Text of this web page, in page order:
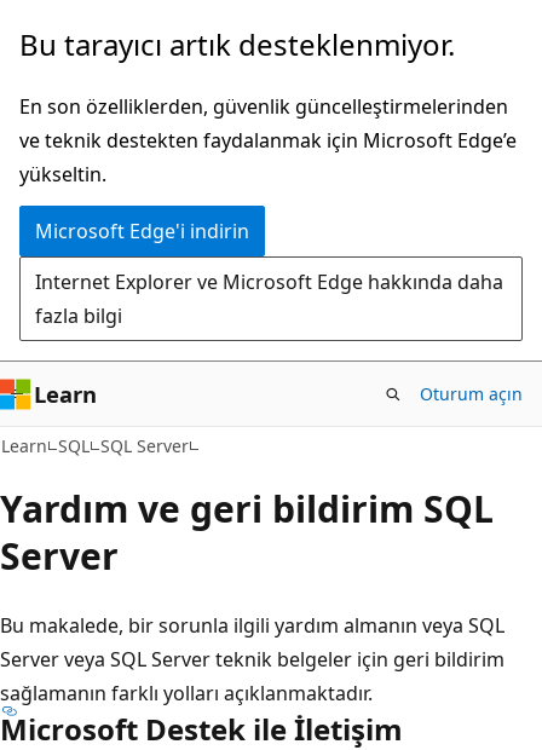
Ana
atla
Bu tarayıcı artık desteklenmiyor.
En son özelliklerden, güvenlik güncelleştirmelerinden
ve teknik destekten faydalanmak için Microsoft Edge’e
yükseltin.
Microsoft Edge'i indirin
Internet Explorer ve Microsoft Edge hakkında daha
fazla bilgi
Learn Oturum açın
Learn SQL SQL Server
Yardım ve geri bildirim SQL
Server
Bu makalede, bir sorunla ilgili yardım almanın veya SQL
Server veya SQL Server teknik belgeler için geri bildirim
sağlamanın farklı yolları açıklanmaktadır.
Microsoft Destek ile İletişim